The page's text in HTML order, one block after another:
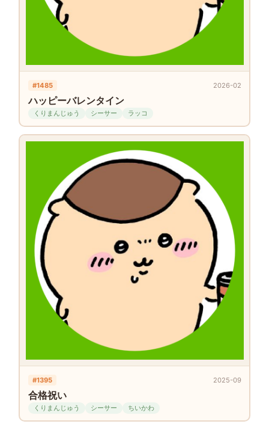
#1485 2026-02
ハッピーバレンタイン
くりまんじゅう シーサー ラッコ
#1395 2025-09
合格祝い
くりまんじゅう シーサー ちいかわ